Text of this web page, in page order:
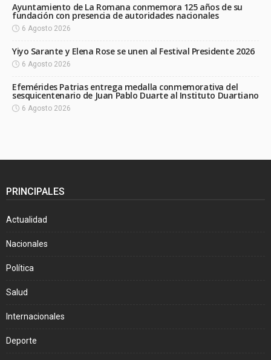
Ayuntamiento de La Romana conmemora 125 años de su
fundación con presencia de autoridades nacionales
6 Agosto 2026
Yiyo Sarante y Elena Rose se unen al Festival Presidente 2026
6 Agosto 2026
Efemérides Patrias entrega medalla conmemorativa del
sesquicentenario de Juan Pablo Duarte al Instituto Duartiano
6 Agosto 2026
PRINCIPALES
Actualidad
Nacionales
Política
Salud
Internacionales
Deporte